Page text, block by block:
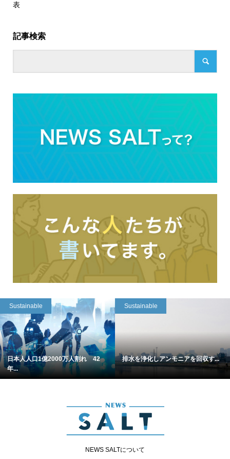
表
記事検索
Sustainable
日本人人口1億2000万人割れ 42
年...
Sustainable
排水を浄化しアンモニアを回収す...
NEWS SALTについて